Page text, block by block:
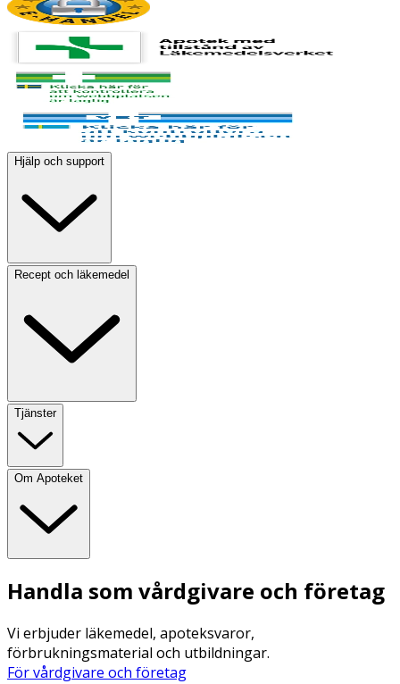
Hjälp och support
Recept och läkemedel
Tjänster
Om Apoteket
Handla som vårdgivare och företag
Vi erbjuder läkemedel, apoteksvaror,
förbrukningsmaterial och utbildningar.
För vårdgivare och företag